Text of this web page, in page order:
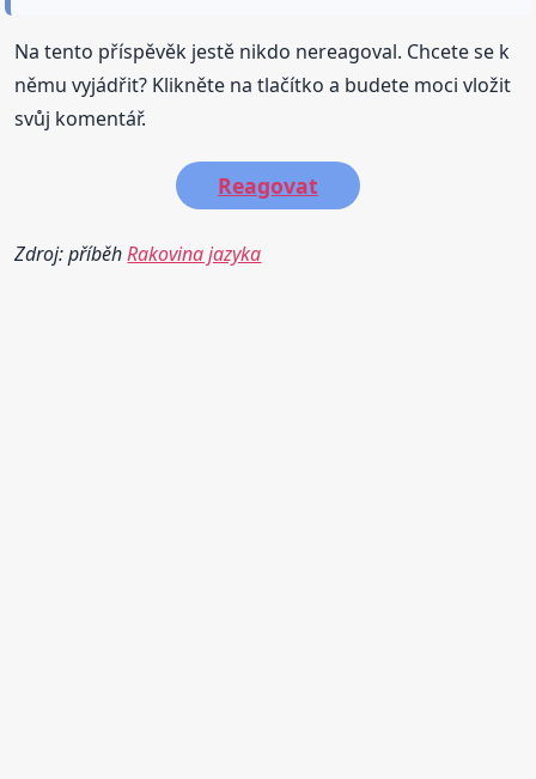
Na tento příspěvěk jestě nikdo nereagoval. Chcete se k
němu vyjádřit? Klikněte na tlačítko a budete moci vložit
svůj komentář.
Reagovat
Zdroj: příběhRakovina jazyka